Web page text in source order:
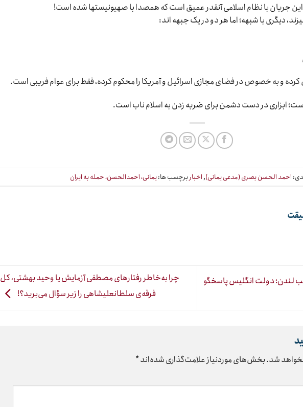
جریان با نظام اسلامی آنقدر عمیق است که همصدا با صهیونیستها شده است!
دیگری با شبهه؛ اما هر دو در یک جبهه اند:
و به خصوص در فضای مجازی اسرائیل و آمریکا را محکوم کرده، فقط برای عوام فریبی است.
ابزاری در دست دشمن برای ضربه زدن به اسلام ناب است.
احمد الحسن بصری (مدعی یمانی), اخبار برچسب ها:یمانی، احمدالحسن، حمله به ایران
لندن؛ دولت انگلیس پاسخگو
چرا به‌خاطر رفتارهای مصطفی آزمایش یا وحید بهشتی، کل
فرقه‌ی سلطانعلیشاهی را زیر سؤال می‌برید؟!
شد.بخش‌های موردنیاز علامت‌گذاری شده‌اند*